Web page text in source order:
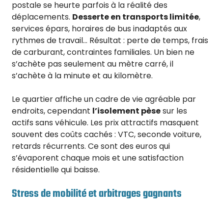
postale se heurte parfois à la réalité des
déplacements. Desserte en transports limitée,
services épars, horaires de bus inadaptés aux
rythmes de travail… Résultat : perte de temps, frais
de carburant, contraintes familiales. Un bien ne
s’achète pas seulement au mètre carré, il
s’achète à la minute et au kilomètre.
Le quartier affiche un cadre de vie agréable par
endroits, cependant l’isolement pèsesur les
actifs sans véhicule. Les prix attractifs masquent
souvent des coûts cachés : VTC, seconde voiture,
retards récurrents. Ce sont des euros qui
s’évaporent chaque mois et une satisfaction
résidentielle qui baisse.
Stress de mobilité et arbitrages gagnants